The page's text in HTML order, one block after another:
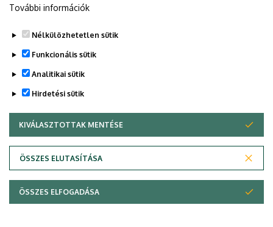
Agrár
Kutatóintézetek
és
Tangazdaság
(AKIT)
költségvetésére tett javaslatot.
Legutóbbi frissítés: 2023. 02. 16. 12:24
Adatvédelem
Copyright © 2026 Unideb
További információk
Nélkülözhetetlen sütik
Funkcionális sütik
Analitikai sütik
Hirdetési sütik
KIVÁLASZTOTTAK MENTÉSE
ÖSSZES ELUTASÍTÁSA
WITHDRAW CONSENT
ÖSSZES ELFOGADÁSA